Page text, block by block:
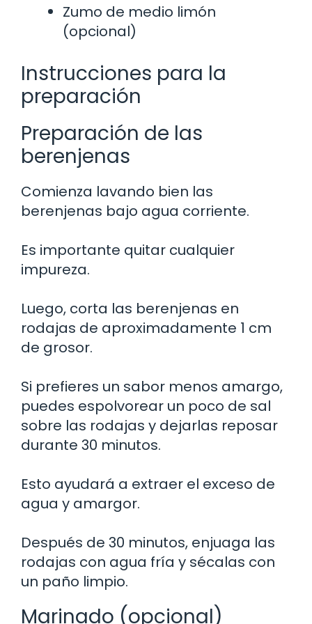
Zumo de medio limón
(opcional)
Instrucciones para la
preparación
Preparación de las
berenjenas
Comienza lavando bien las
berenjenas bajo agua corriente.
Es importante quitar cualquier
impureza.
Luego, corta las berenjenas en
rodajas de aproximadamente 1 cm
de grosor.
Si prefieres un sabor menos amargo,
puedes espolvorear un poco de sal
sobre las rodajas y dejarlas reposar
durante 30 minutos.
Esto ayudará a extraer el exceso de
agua y amargor.
Después de 30 minutos, enjuaga las
rodajas con agua fría y sécalas con
un paño limpio.
Marinado (opcional)